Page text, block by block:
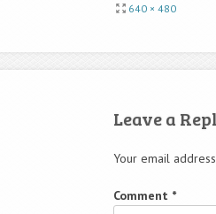
640 × 480
Leave a
Your email
Comment *